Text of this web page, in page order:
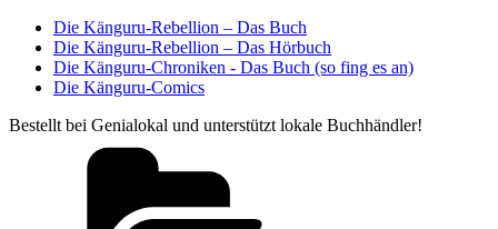
Die Känguru-Rebellion – Das Buch
Die Känguru-Rebellion – Das Hörbuch
Die Känguru-Chroniken - Das Buch (so fing es an)
Die Känguru-Comics
Bestellt bei Genialokal und unterstützt lokale Buchhändler!